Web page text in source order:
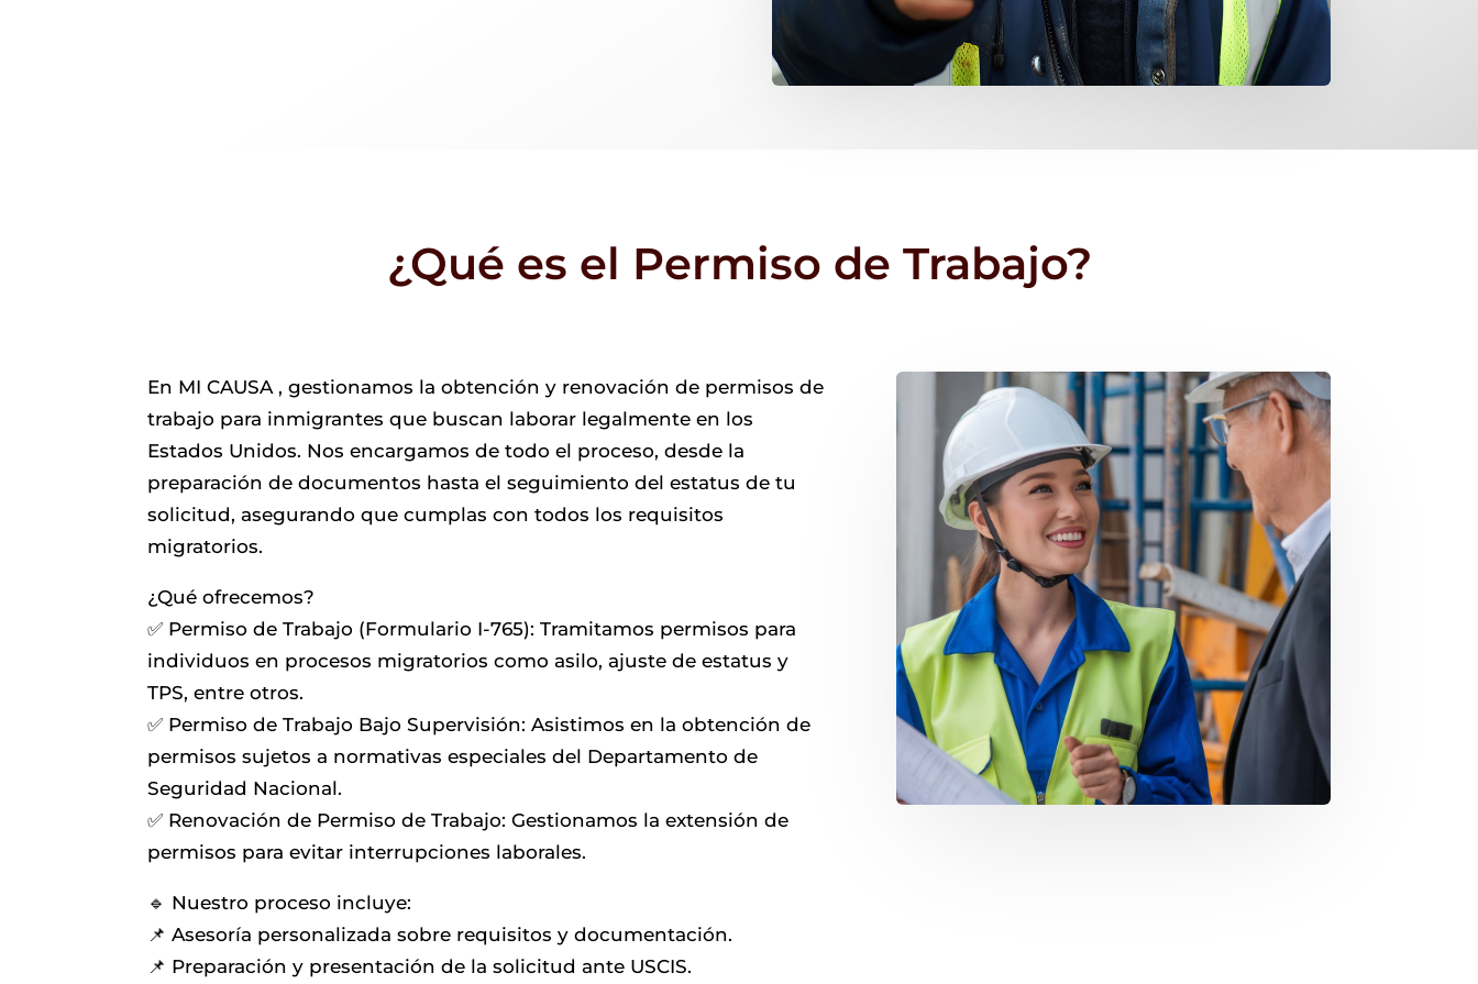
¿Qué es el Permiso de Trabajo?
En MI CAUSA , gestionamos la obtención y renovación de permisos de
trabajo para inmigrantes que buscan laborar legalmente en los
Estados Unidos. Nos encargamos de todo el proceso, desde la
preparación de documentos hasta el seguimiento del estatus de tu
solicitud, asegurando que cumplas con todos los requisitos
migratorios.
¿Qué ofrecemos?
✅ Permiso de Trabajo (Formulario I-765): Tramitamos permisos para
individuos en procesos migratorios como asilo, ajuste de estatus y
TPS, entre otros.
✅ Permiso de Trabajo Bajo Supervisión: Asistimos en la obtención de
permisos sujetos a normativas especiales del Departamento de
Seguridad Nacional.
✅ Renovación de Permiso de Trabajo: Gestionamos la extensión de
permisos para evitar interrupciones laborales.
🔹 Nuestro proceso incluye:
📌 Asesoría personalizada sobre requisitos y documentación.
📌 Preparación y presentación de la solicitud ante USCIS.